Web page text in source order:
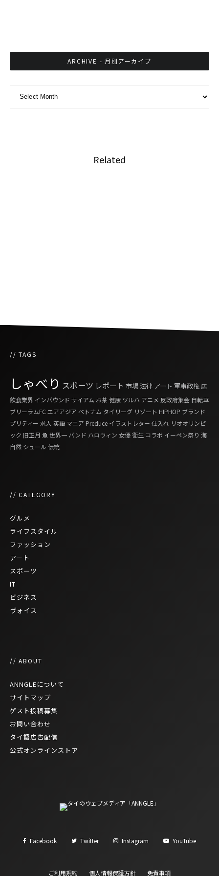
ARCHIVE - 月別アーカイブ
Related
// TAGS
しゃべり スポーツ レポート 市場 法律 アート 軍事政権 店
飲食業界 インバウンド サイアム お茶 健康 ツルハ アニメ 反政府集会 自転車
ブリーラムFC エアアジア ベトナム タイリーグ リゾート HIPHOP ブランド
プリティー 求人 英語 マニア Preduce イラストレター 仕入れ リオオリンピ
ック 旧正月 魚 世界一 バンド ハロウィン 女優衛生 コラボ イーペン祭り 海
自然 シュール 伝統
// CATEGORY
グルメ
ライフスタイル
ファッション
アート
スポーツ
IT
ビジネス
ヴォイス
// ABOUT
ANNGLEについて
サイトマップ
ゲスト投稿募集
お問い合わせ
タイ語広告配信
公式オンラインストア
Facebook Twitter Instagram YouTube
ご利用規約 個人情報保護方針 免責事項